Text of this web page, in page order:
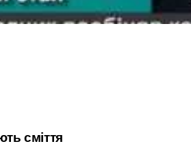
сміття